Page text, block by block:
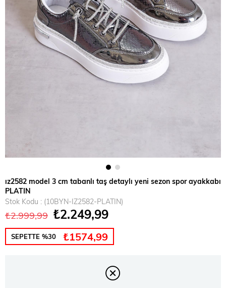
ız2582 model 3 cm tabanlı taş detaylı yeni sezon spor ayakkabı
PLATIN
Stok Kodu
(10BYN-IZ2582-PLATIN)
₺2.999,99 ₺2.249,99
SEPETTE %30 ₺1574,99